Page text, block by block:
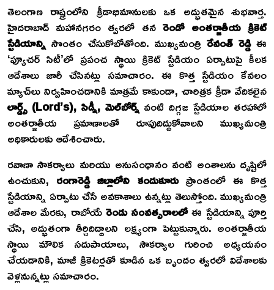
తెలంగాణ రాష్ట్రంలోని క్రీడాభిమానులకు ఒక అద్భుతమైన శుభవార్త.
హైదరాబాద్ మహానగరం త్వరలో తన రెండో అంతర్జాతీయ క్రికెట్
స్టేడియాన్ని సొంతం చేసుకోబోతోంది. ముఖ్యమంత్రిరేవంత్ రెడ్డిఈ
‘ఫ్యూచర్ సిటీ’లో ప్రపంచ స్థాయి క్రికెట్ స్టేడియం ఏర్పాటుపై కీలక
ఆదేశాలు జారీ చేసినట్లు సమాచారం. ఈ కొత్త స్టేడియం కేవలం
మ్యాచ్‌లు నిర్వహించడానికి మాత్రమే కాకుండా, చారిత్రక క్రీడా వేదికలైన
లార్డ్స్ (Lord’s), సిడ్నీ, మెల్‌బోర్న్వంటి దిగ్గజ స్టేడియాల తరహాలో
అంతర్జాతీయ ప్రమాణాలతో రూపుదిద్దుకోవాలని ముఖ్యమంత్రి
అధికారులకు ఆదేశించారు.
రవాణా సౌకర్యాలు మరియు అనుసంధానం వంటి అంశాలను దృష్టిలో
ఉంచుకుని, రంగారెడ్డి జిల్లాలోని కందుకూరుప్రాంతంలో ఈ కొత్త
స్టేడియాన్ని ఏర్పాటు చేసే అవకాశాలు ఉన్నట్లు తెలుస్తోంది. ముఖ్యమంత్రి
ఆదేశాల మేరకు, రాబోయేరెండు సంవత్సరాలలోఈ స్టేడియాన్ని పూర్తి
చేసి, అద్భుతంగా తీర్చిదిద్దాలని లక్ష్యంగా పెట్టుకున్నారు. అంతర్జాతీయ
స్థాయి మౌలిక సదుపాయాలు, సౌకర్యాల గురించి అధ్యయనం
చేయడానికి, మాజీ క్రికెటర్లతో కూడిన ఒక బృందం త్వరలో విదేశాలకు
వెళ్లనున్నట్లు సమాచారం.